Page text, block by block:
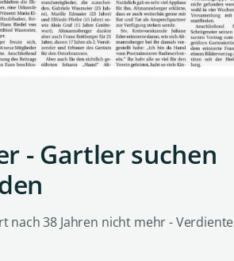
- Gartler suchen
nach 38 Jahren nicht mehr - Verdiente